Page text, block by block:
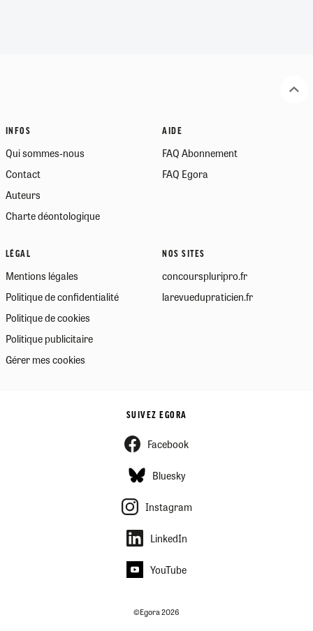
INFOS
Qui sommes-nous
Contact
Auteurs
Charte déontologique
AIDE
FAQ Abonnement
FAQ Egora
LÉGAL
Mentions légales
Politique de confidentialité
Politique de cookies
Politique publicitaire
Gérer mes cookies
NOS SITES
concourspluripro.fr
larevuedupraticien.fr
SUIVEZ EGORA
Facebook
Bluesky
Instagram
LinkedIn
YouTube
©Egora 2026